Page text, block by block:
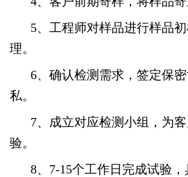
5、工程师对样品进行样品
理。
6、确认检测需求，签定保
私。
7、成立对应检测小组，为
验。
8、7-15个工作日完成试验